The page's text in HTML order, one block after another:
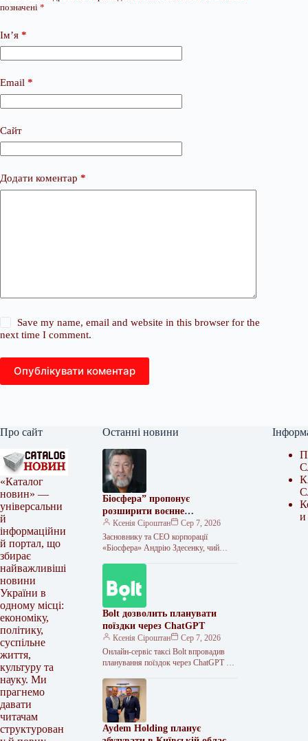
позначені *
Ім’я *
Email *
Сайт
Додати коментар *
Save my name, email and website in this browser for the
next time I comment.
Опублікувати коментар
Про сайт
«Каталог
новин» —
універсальни
й
інформаційни
й портал, що
збирає
найважливіші
новини
України в
одному місці:
економіку,
політику,
суспільне
життя,
культуру та
науку. Ми
прагнемо
давати
читачам
структурован
Останні новини
Біосфера” пропонує
розширити воєнне
страхування та запровадити
мораторій на перевірки
Ксенія Сіроштан
Сер 7, 2026
Засновнику та СЕО корпорації
«Біосфера» Андрію Здесенку, чий
через ворожий удар…
Bolt дозволить планувати
поїздки через ChatGPT
Ксенія Сіроштан
Сер 7, 2026
Онлайн-сервіс таксі Bolt впровадив
планування поїздок через ChatGPT у
зокрема й в Україні. Відтепер
користувачі…
Aydem Holding планує
и